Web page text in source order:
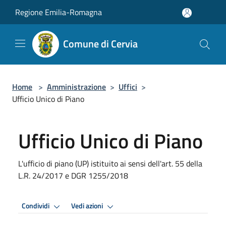
Regione Emilia-Romagna
Comune di Cervia
Home > Amministrazione > Uffici >
Ufficio Unico di Piano
Ufficio Unico di Piano
L'ufficio di piano (UP) istituito ai sensi dell'art. 55 della
L.R. 24/2017 e DGR 1255/2018
Condividi Vedi azioni